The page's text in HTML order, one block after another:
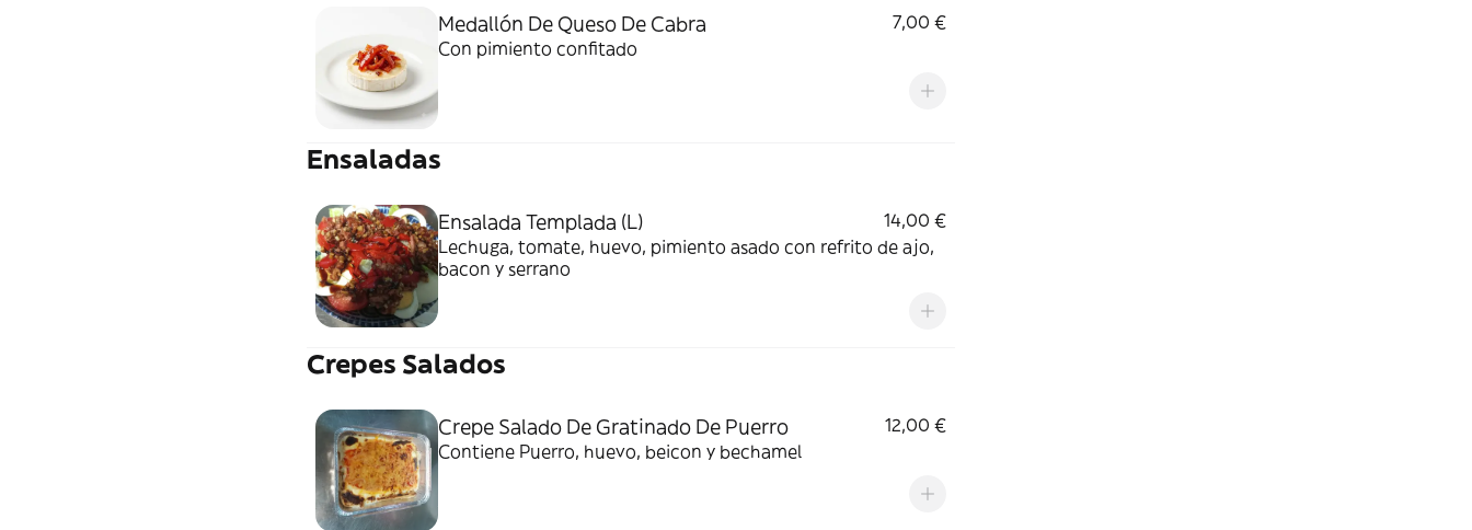
Medallón De Queso De Cabra
7,00 €
Con pimiento confitado
Ensaladas
Ensalada Templada (L)
14,00 €
Lechuga, tomate, huevo, pimiento asado con refrito de ajo,
bacon y serrano
Crepes Salados
Crepe Salado De Gratinado De Puerro
12,00 €
Contiene Puerro, huevo, beicon y bechamel